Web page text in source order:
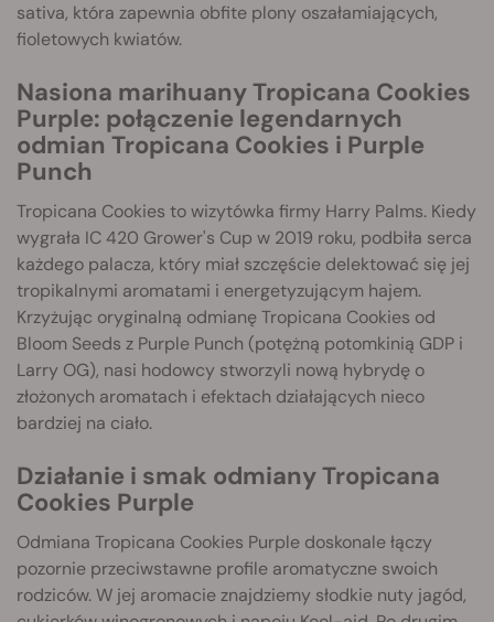
sativa, która zapewnia obfite plony oszałamiających,
fioletowych kwiatów.
Nasiona marihuany Tropicana Cookies
Purple: połączenie legendarnych
odmian Tropicana Cookies i Purple
Punch
Tropicana Cookies to wizytówka firmy Harry Palms. Kiedy
wygrała IC 420 Grower's Cup w 2019 roku, podbiła serca
każdego palacza, który miał szczęście delektować się jej
tropikalnymi aromatami i energetyzującym hajem.
Krzyżując oryginalną odmianę Tropicana Cookies od
Bloom Seeds z Purple Punch (potężną potomkinią GDP i
Larry OG), nasi hodowcy stworzyli nową hybrydę o
złożonych aromatach i efektach działających nieco
bardziej na ciało.
Działanie i smak odmiany Tropicana
Cookies Purple
Odmiana Tropicana Cookies Purple doskonale łączy
pozornie przeciwstawne profile aromatyczne swoich
rodziców. W jej aromacie znajdziemy słodkie nuty jagód,